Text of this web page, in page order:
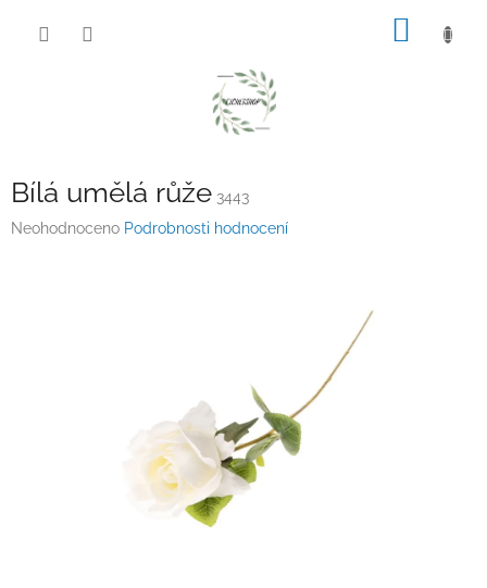
Bílá umělá růže 3443
Průměrné
Neohodnoceno Podrobnosti hodnocení